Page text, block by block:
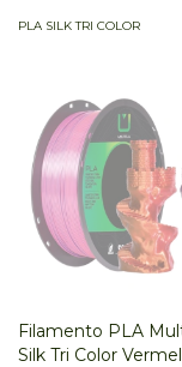
PLA SILK TRI COLOR
Filamento PLA
Silk Tri Color